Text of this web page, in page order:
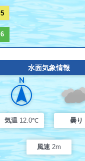
5
6
水面気象情報
気温 12.0℃ 曇り
風速 2m